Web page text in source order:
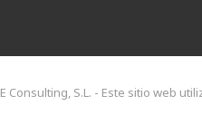
Consulting, S.L. - Este sitio web